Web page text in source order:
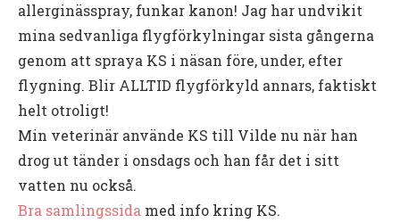
allerginässpray, funkar kanon! Jag har undvikit
mina sedvanliga flygförkylningar sista gångerna
genom att spraya KS i näsan före, under, efter
flygning. Blir ALLTID flygförkyld annars, faktiskt
helt otroligt!
Min veterinär använde KS till Vilde nu när han
drog ut tänder i onsdags och han får det i sitt
vatten nu också.
Bra samlingssida med info kring KS.